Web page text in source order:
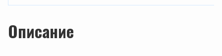
Описание